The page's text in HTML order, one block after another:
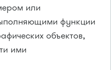
или
функции
объектов,
ими